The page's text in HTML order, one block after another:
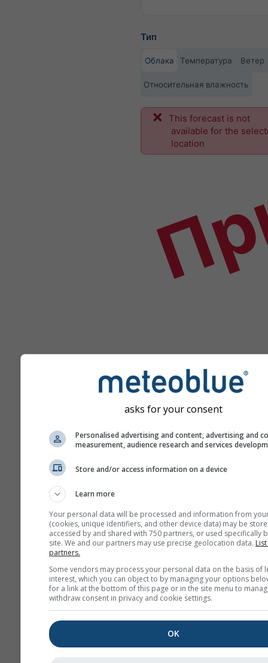
Тип
Облака Температура Ветер
Относительная влажность
This forecast is not
available for the
location
Помощь
Больше погодных данных
Метеограммы
AIR
asks for your consent
Personalised advertising and content, advertising and
measurement, audience research and services
Store and/or access information on a device
Learn more
Your personal data will be processed and information from
(cookies, unique identifiers, and other device data) may be
accessed by and shared with 750 partners, or used specifically
site. We and our partners may use precise geolocation data.
partners.
Some vendors may process your personal data on the basis of
interest, which you can object to by managing your options
for a link at the bottom of this page or in the site menu to
withdraw consent in privacy and cookie settings.
OK